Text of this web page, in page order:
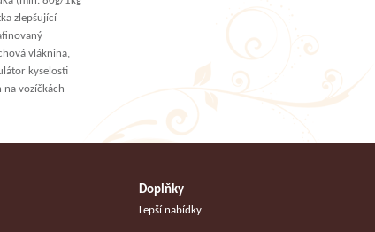
zlepšující
vláknina,
kyselosti
na vozíčkách
Doplňky
Lepší nabídky